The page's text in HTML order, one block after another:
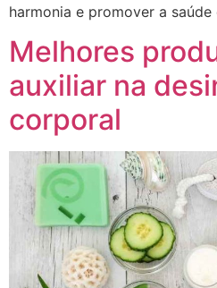
harmonia e promover a
Melhores
auxiliar na
corporal